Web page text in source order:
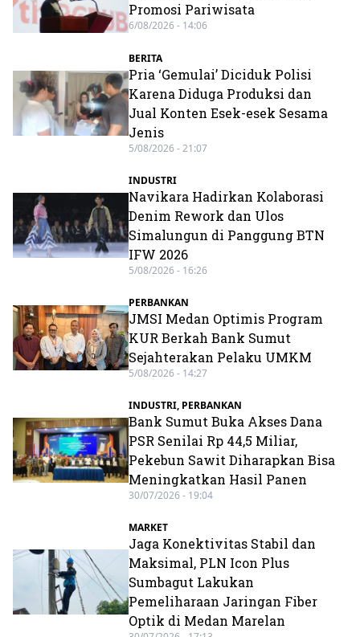
Promosi Pariwisata
6/08/2026 - 14:06
BERITA
Pria ‘Gemulai’ Diciduk Polisi
Karena Diduga Produksi dan
Jual Konten Esek-esek Sesama
Jenis
5/08/2026 - 21:07
INDUSTRI
Navikara Hadirkan Kolaborasi
Denim Rework dan Ulos
Simalungun di Panggung BTN
IFW 2026
5/08/2026 - 16:26
PERBANKAN
JMSI Medan Optimis Program
KUR Berkah Bank Sumut
Sejahterakan Pelaku UMKM
5/08/2026 - 14:27
INDUSTRI, PERBANKAN
Bank Sumut Buka Akses Dana
PSR Senilai Rp 44,5 Miliar,
Pekebun Sawit Diharapkan Bisa
Meningkatkan Hasil Panen
30/07/2026 - 19:04
MARKET
Jaga Konektivitas Stabil dan
Maksimal, PLN Icon Plus
Sumbagut Lakukan
Pemeliharaan Jaringan Fiber
Optik di Medan Marelan